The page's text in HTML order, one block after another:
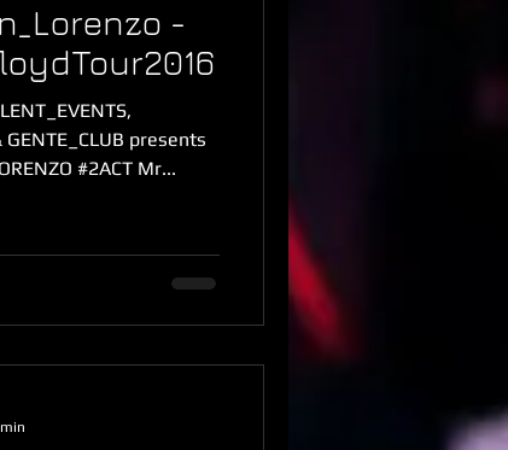
-
#2ACT Mr...